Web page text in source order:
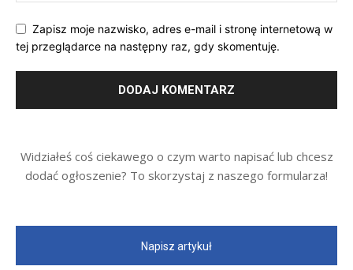
Zapisz moje nazwisko, adres e-mail i stronę internetową w
tej przeglądarce na następny raz, gdy skomentuję.
Widziałeś coś ciekawego o czym warto napisać lub chcesz
dodać ogłoszenie? To skorzystaj z naszego formularza!
Napisz artykuł